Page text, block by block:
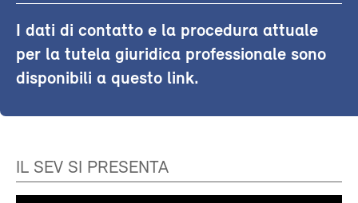
I dati di contatto e la procedura attuale
per la tutela giuridica professionale sono
disponibili a questo link.
IL SEV SI PRESENTA